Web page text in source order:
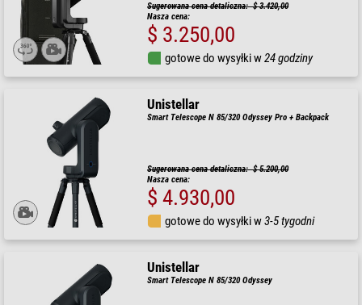
Sugerowana cena detaliczna: $ 3.420,00
Nasza cena:
$ 3.250,00
gotowe do wysyłki w24 godziny
Unistellar
Smart Telescope N 85/320 Odyssey Pro + Backpack
Sugerowana cena detaliczna: $ 5.200,00
Nasza cena:
$ 4.930,00
gotowe do wysyłki w3-5 tygodni
Unistellar
Smart Telescope N 85/320 Odyssey